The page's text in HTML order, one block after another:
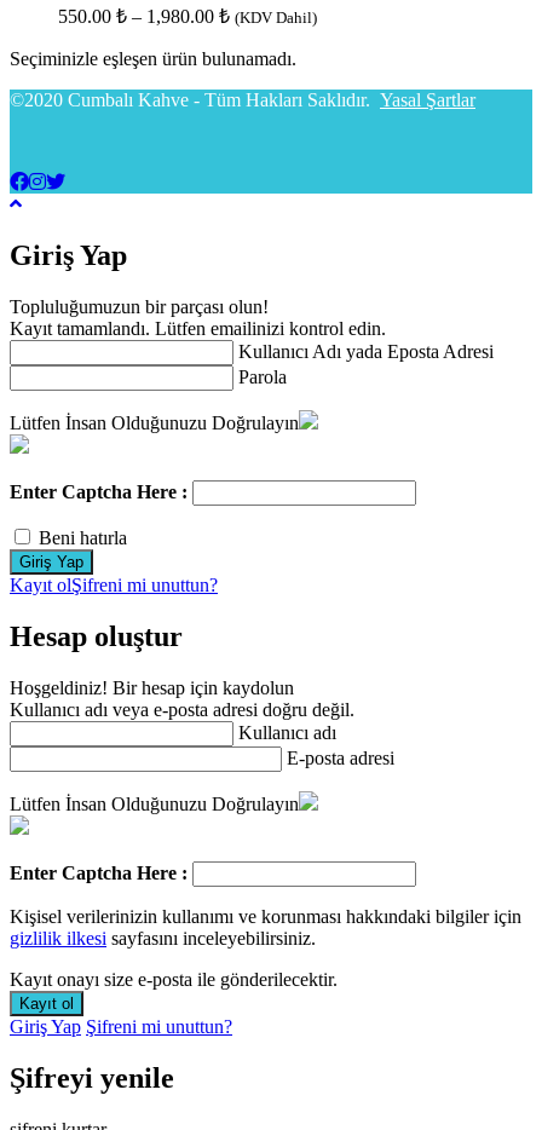
550.00 ₺ – 1,980.00 ₺ (KDV Dahil)
Seçiminizle eşleşen ürün bulunamadı.
©2020 Cumbalı Kahve - Tüm Hakları Saklıdır. Yasal Şartlar
Giriş Yap
Topluluğumuzun bir parçası olun!
Kayıt tamamlandı. Lütfen emailinizi kontrol edin.
Kullanıcı Adı yada Eposta Adresi
Parola
Lütfen İnsan Olduğunuzu Doğrulayın
Enter Captcha Here :
Beni hatırla
Kayıt olŞifreni mi unuttun?
Hesap oluştur
Hoşgeldiniz! Bir hesap için kaydolun
Kullanıcı adı veya e-posta adresi doğru değil.
Kullanıcı adı
E-posta adresi
Lütfen İnsan Olduğunuzu Doğrulayın
Enter Captcha Here :
Kişisel verilerinizin kullanımı ve korunması hakkındaki bilgiler için
gizlilik ilkesi sayfasını inceleyebilirsiniz.
Kayıt onayı size e-posta ile gönderilecektir.
Giriş Yap Şifreni mi unuttun?
Şifreyi yenile